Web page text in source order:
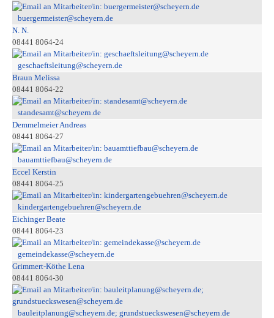
buergermeister@scheyern.de
N. N.
08441 8064-24
geschaeftsleitung@scheyern.de
Braun Melissa
08441 8064-22
standesamt@scheyern.de
Demmelmeier Andreas
08441 8064-27
bauamttiefbau@scheyern.de
Eccel Kerstin
08441 8064-25
kindergartengebuehren@scheyern.de
Eichinger Beate
08441 8064-23
gemeindekasse@scheyern.de
Grimmert-Köthe Lena
08441 8064-30
bauleitplanung@scheyern.de; grundstueckswesen@scheyern.de